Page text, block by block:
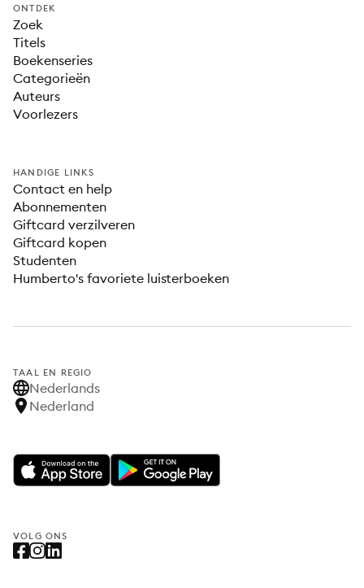
ONTDEK
Zoek
Titels
Boekenseries
Categorieën
Auteurs
Voorlezers
HANDIGE LINKS
Contact en help
Abonnementen
Giftcard verzilveren
Giftcard kopen
Studenten
Humberto's favoriete luisterboeken
TAAL EN REGIO
Nederlands
Nederland
VOLG ONS